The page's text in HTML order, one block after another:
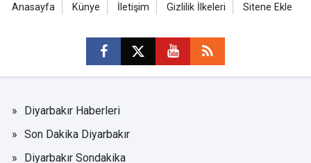
Anasayfa Künye İletişim Gizlilik İlkeleri Sitene Ekle
Diyarbakır Haberleri
Son Dakika Diyarbakır
Diyarbakır Sondakika